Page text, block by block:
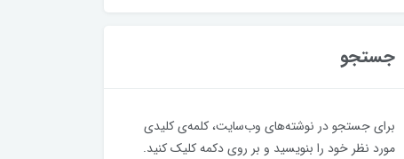
جستجو
برای جستجو در نوشته‌های وب‌سایت، کلمه‌ی کلیدی
مورد نظر خود را بنویسید و بر روی دکمه کلیک کنید.